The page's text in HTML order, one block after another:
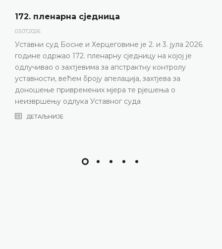
172. пленарна сједницa
03.07.2026.
Уставни суд Босне и Херцеговине је 2. и 3. јула 2026.
године одржао 172. пленарну сједницу на којој је
одлучивао о захтјевима за апстрактну контролу
уставности, већем броју апелација, захтјева за
доношење привремених мјера те рјешења о
неизвршењу одлука Уставног суда
ДЕТАЉНИЈЕ